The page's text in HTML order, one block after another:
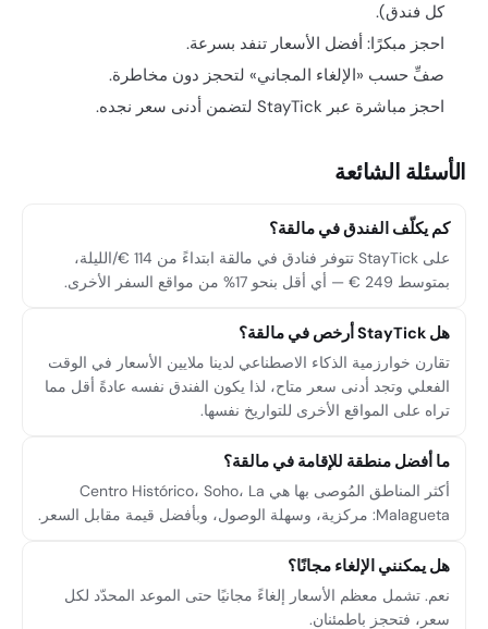
كل فندق).
احجز مبكرًا: أفضل الأسعار تنفد بسرعة.
صفِّ حسب «الإلغاء المجاني» لتحجز دون مخاطرة.
احجز مباشرة عبر StayTick لتضمن أدنى سعر نجده.
الأسئلة الشائعة
كم يكلّف الفندق في مالقة؟
على StayTick تتوفر فنادق في مالقة ابتداءً من 114 €/الليلة،
بمتوسط 249 € — أي أقل بنحو 17% من مواقع السفر الأخرى.
هل StayTick أرخص في مالقة؟
تقارن خوارزمية الذكاء الاصطناعي لدينا ملايين الأسعار في الوقت
الفعلي وتجد أدنى سعر متاح، لذا يكون الفندق نفسه عادةً أقل مما
تراه على المواقع الأخرى للتواريخ نفسها.
ما أفضل منطقة للإقامة في مالقة؟
أكثر المناطق المُوصى بها هي Centro Histórico، Soho، La
Malagueta: مركزية، وسهلة الوصول، وبأفضل قيمة مقابل السعر.
هل يمكنني الإلغاء مجانًا؟
نعم. تشمل معظم الأسعار إلغاءً مجانيًا حتى الموعد المحدّد لكل
سعر، فتحجز باطمئنان.